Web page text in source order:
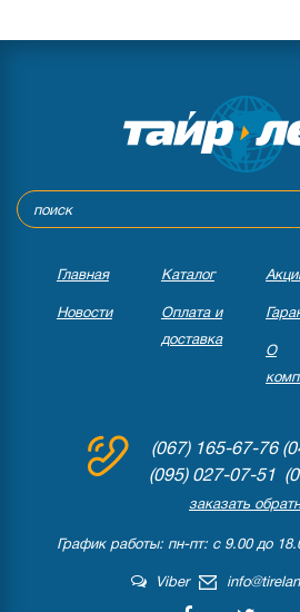
Главная Каталог
Новости
Оплата и
доставка
О
(067) 165-67-76
(095) 027-07-51
заказать
График работы: пн-пт: с 9.00 до
Viber